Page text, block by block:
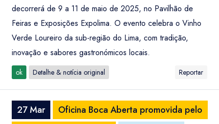
decorrerá de 9 a 11 de maio de 2025, no Pavilhão de
Feiras e Exposições Expolima. O evento celebra o Vinho
Verde Loureiro da sub-região do Lima, com tradição,
inovação e sabores gastronómicos locais.
ok Detalhe & notícia original Reportar
27 Mar
Oficina Boca Aberta promovida pelo